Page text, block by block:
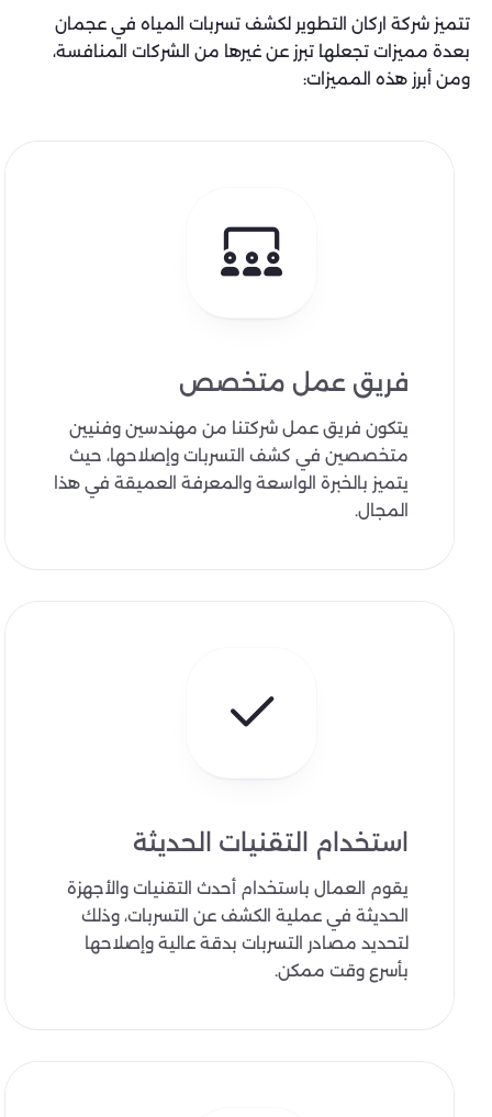
تتميز شركة اركان التطوير لكشف تسربات المياه في عجمان
بعدة مميزات تجعلها تبرز عن غيرها من الشركات المنافسة،
ومن أبرز هذه المميزات:
فريق عمل متخصص
يتكون فريق عمل شركتنا من مهندسين وفنيين
متخصصين في كشف التسربات وإصلاحها، حيث
يتميز بالخبرة الواسعة والمعرفة العميقة في هذا
المجال.
استخدام التقنيات الحديثة
يقوم العمال باستخدام أحدث التقنيات والأجهزة
الحديثة في عملية الكشف عن التسربات، وذلك
لتحديد مصادر التسربات بدقة عالية وإصلاحها
بأسرع وقت ممكن.